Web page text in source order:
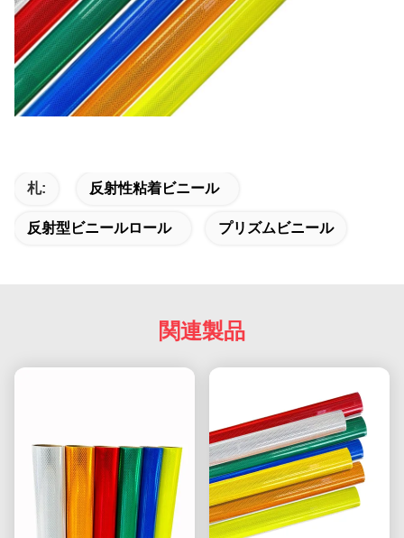
札: 反射性粘着ビニール
反射型ビニールロール プリズムビニール
関連製品